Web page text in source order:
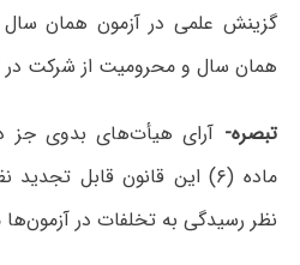
گزینش علمی در آزمون همان سال
همان سال و محرومیت از شرکت در
تبصره- آرای هیأت‌های بدوی جز
ماده (۶) این قانون قابل
نظر رسیدگی به تخلفات در